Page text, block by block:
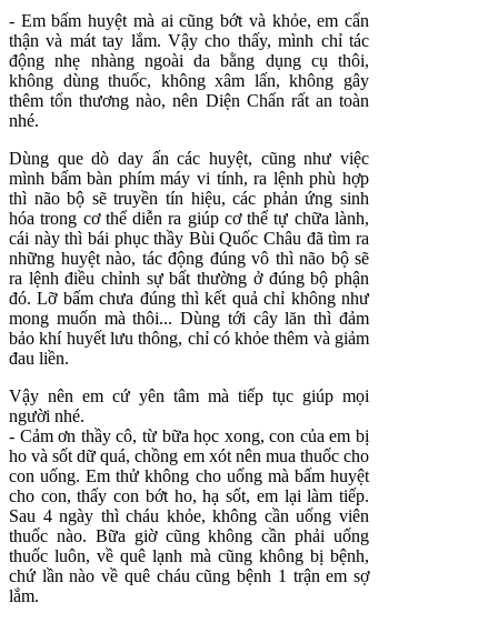
- Em bấm huyệt mà ai cũng bớt và khỏe, em cẩn
thận và mát tay lắm. Vậy cho thấy, mình chỉ tác
động nhẹ nhàng ngoài da bằng dụng cụ thôi,
không dùng thuốc, không xâm lấn, không gây
thêm tổn thương nào, nên Diện Chẩn rất an toàn
nhé.
Dùng que dò day ấn các huyệt, cũng như việc
mình bấm bàn phím máy vi tính, ra lệnh phù hợp
thì não bộ sẽ truyền tín hiệu, các phản ứng sinh
hóa trong cơ thể diễn ra giúp cơ thể tự chữa lành,
cái này thì bái phục thầy Bùi Quốc Châu đã tìm ra
những huyệt nào, tác động đúng vô thì não bộ sẽ
ra lệnh điều chỉnh sự bất thường ở đúng bộ phận
đó. Lỡ bấm chưa đúng thì kết quả chỉ không như
mong muốn mà thôi... Dùng tới cây lăn thì đảm
bảo khí huyết lưu thông, chỉ có khỏe thêm và giảm
đau liền.
Vậy nên em cứ yên tâm mà tiếp tục giúp mọi
người nhé.
- Cảm ơn thầy cô, từ bữa học xong, con của em bị
ho và sốt dữ quá, chồng em xót nên mua thuốc cho
con uống. Em thử không cho uống mà bấm huyệt
cho con, thấy con bớt ho, hạ sốt, em lại làm tiếp.
Sau 4 ngày thì cháu khỏe, không cần uống viên
thuốc nào. Bữa giờ cũng không cần phải uống
thuốc luôn, về quê lạnh mà cũng không bị bệnh,
chứ lần nào về quê cháu cũng bệnh 1 trận em sợ
lắm.